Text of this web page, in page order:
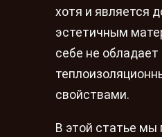
хотя и является
эстетичным
себе не
свойствами.
В этой статье мы